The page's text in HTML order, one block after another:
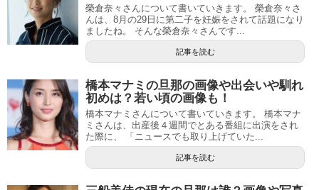
榮倉奈々さんについて書いていきます。 榮倉奈々さ
んは、8月の29日に第二子を妊娠をされて話題になり
ましたね。 そんな榮倉奈々さんです...
記事を読む
橋本マナミの旦那の画像や出会いや馴れ
初めは？若い頃の画像も！
橋本マナミさんについて書いていきます。 橋本マナ
ミさんは、出産後４週間でとある番組に出演をされ
た際に、 「ニュースでも取り上げていた...
記事を読む